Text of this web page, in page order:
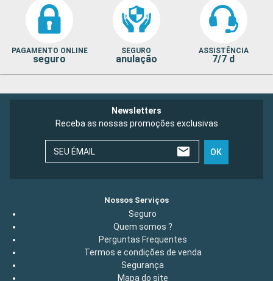
PAGAMENTO ONLINE
seguro
SEGURO
anulação
ASSISTÊNCIA
7/7 d
Newsletters
Receba as nossas promoções exclusivas
SEU ÉMAIL OK
Nossos Serviços
Seguro
Quem somos ?
Perguntas Frequentes
Termos e condições de venda
Segurança
Mapa do site